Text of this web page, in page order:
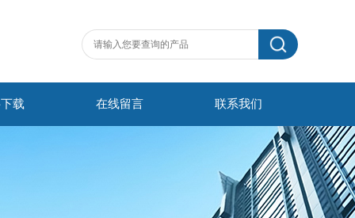
载 在线留言 联系我们